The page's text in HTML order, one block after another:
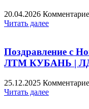
20.04.2026
Читать далее
Поздравление с
ЛТМ КУБАНЬ |
25.12.2025
Читать далее